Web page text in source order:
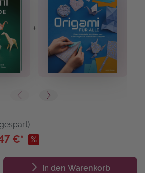
+
gespart)
€* %
In den Warenkorb